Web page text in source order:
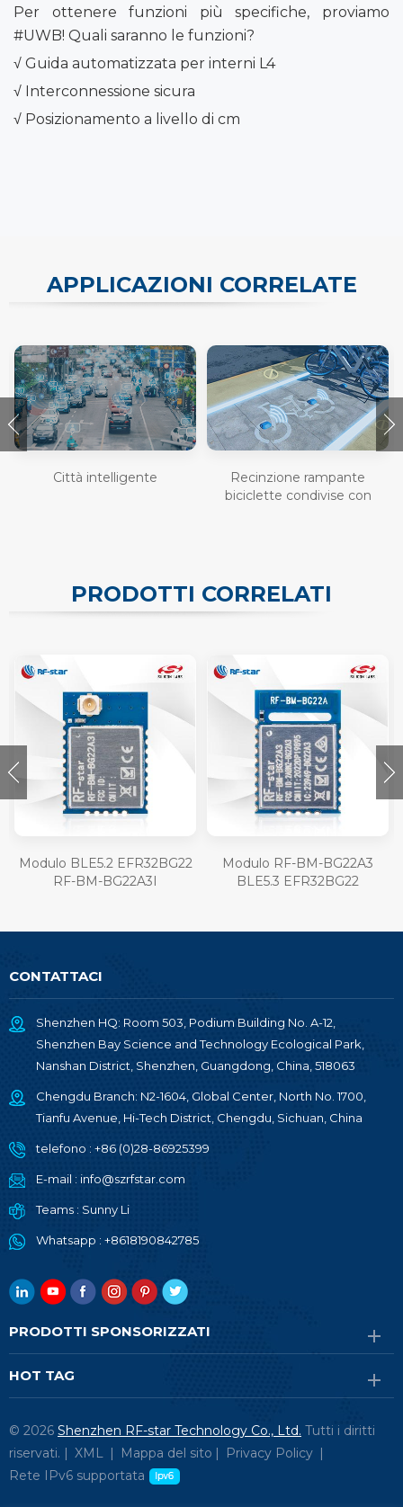
Per ottenere funzioni più specifiche, proviamo
#UWB! Quali saranno le funzioni?
√ Guida automatizzata per interni L4
√ Interconnessione sicura
√ Posizionamento a livello di cm
APPLICAZIONI CORRELATE
Città intelligente
Recinzione rampante
biciclette condivise con
PRODOTTI CORRELATI
Modulo BLE5.2 EFR32BG22
RF-BM-BG22A3I
Modulo RF-BM-BG22A3
BLE5.3 EFR32BG22
CONTATTACI
Shenzhen HQ: Room 503, Podium Building No. A-12,
Shenzhen Bay Science and Technology Ecological Park,
Nanshan District, Shenzhen, Guangdong, China, 518063
Chengdu Branch: N2-1604, Global Center, North No. 1700,
Tianfu Avenue, Hi-Tech District, Chengdu, Sichuan, China
telefono : +86 (0)28-86925399
E-mail : info@szrfstar.com
Teams : Sunny Li
Whatsapp : +8618190842785
PRODOTTI SPONSORIZZATI
HOT TAG
© 2026 Shenzhen RF-star Technology Co., Ltd. Tutti i diritti
riservati. | XML | Mappa del sito | Privacy Policy |
Rete IPv6 supportata